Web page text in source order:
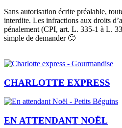
Sans autorisation écrite préalable,
interdite. Les infractions aux droits
pénalement (CPI, art. L. 335-1 à L.
simple de demander 🙂
CHARLOTTE EXPRESS
EN ATTENDANT NOËL